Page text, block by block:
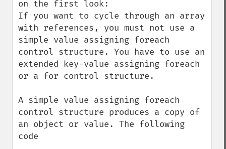
on the first look:
If you want to cycle through an array
with references, you must not use a
simple value assigning foreach
control structure. You have to use an
extended key-value assigning foreach
or a for control structure.
A simple value assigning foreach
control structure produces a copy of
an object or value. The following
code